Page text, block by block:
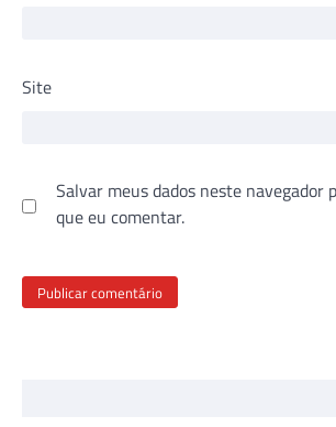
Site
Salvar meus dados neste navegador
que eu comentar.